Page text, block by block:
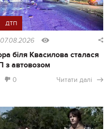
ДТП
07.08.2026
біля Квасилова сталася
з автовозом
0 Читати далі